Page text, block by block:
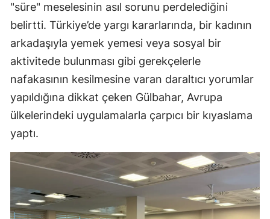
"süre" meselesinin asıl sorunu perdelediğini
belirtti. Türkiye’de yargı kararlarında, bir kadının
arkadaşıyla yemek yemesi veya sosyal bir
aktivitede bulunması gibi gerekçelerle
nafakasının kesilmesine varan daraltıcı yorumlar
yapıldığına dikkat çeken Gülbahar, Avrupa
ülkelerindeki uygulamalarla çarpıcı bir kıyaslama
yaptı.